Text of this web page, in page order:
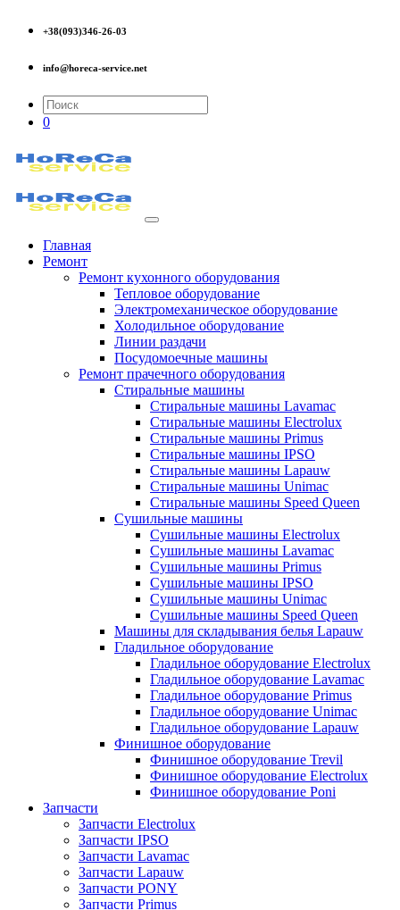
+38(093)346-26-03
info@horeca-service.net
0
Главная
Ремонт
Ремонт кухонного оборудования
Тепловое оборудование
Электромеханическое оборудование
Холодильное оборудование
Линии раздачи
Посудомоечные машины
Ремонт прачечного оборудования
Стиральные машины
Стиральные машины Lavamac
Стиральные машины Electrolux
Стиральные машины Primus
Стиральные машины IPSO
Стиральные машины Lapauw
Стиральные машины Unimac
Стиральные машины Speed Queen
Сушильные машины
Сушильные машины Electrolux
Сушильные машины Lavamac
Сушильные машины Primus
Сушильные машины IPSO
Сушильные машины Unimac
Сушильные машины Speed Queen
Машины для складывания белья Lapauw
Гладильное оборудование
Гладильное оборудование Electrolux
Гладильное оборудование Lavamac
Гладильное оборудование Primus
Гладильное оборудование Unimac
Гладильное оборудование Lapauw
Финишное оборудование
Финишное оборудование Trevil
Финишное оборудование Electrolux
Финишное оборудование Poni
Запчасти
Запчасти Electrolux
Запчасти IPSO
Запчасти Lavamac
Запчасти Lapauw
Запчасти PONY
Запчасти Primus